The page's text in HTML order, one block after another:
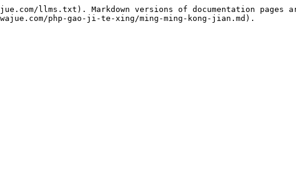
llms.txt). Markdown versions of documentation pages
php-gao-ji-te-xing/ming-ming-kong-jian.md).